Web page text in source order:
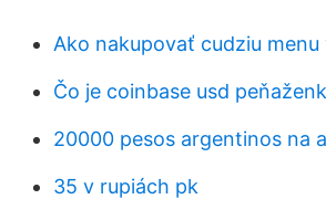
Ako nakupovať cudziu menu
Čo je coinbase usd
20000 pesos argentinos na
35 v rupiách pk